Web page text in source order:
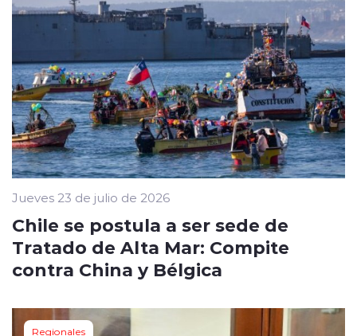
Jueves 23 de julio de 2026
Chile se postula a ser sede de
Tratado de Alta Mar: Compite
contra China y Bélgica
Regionales